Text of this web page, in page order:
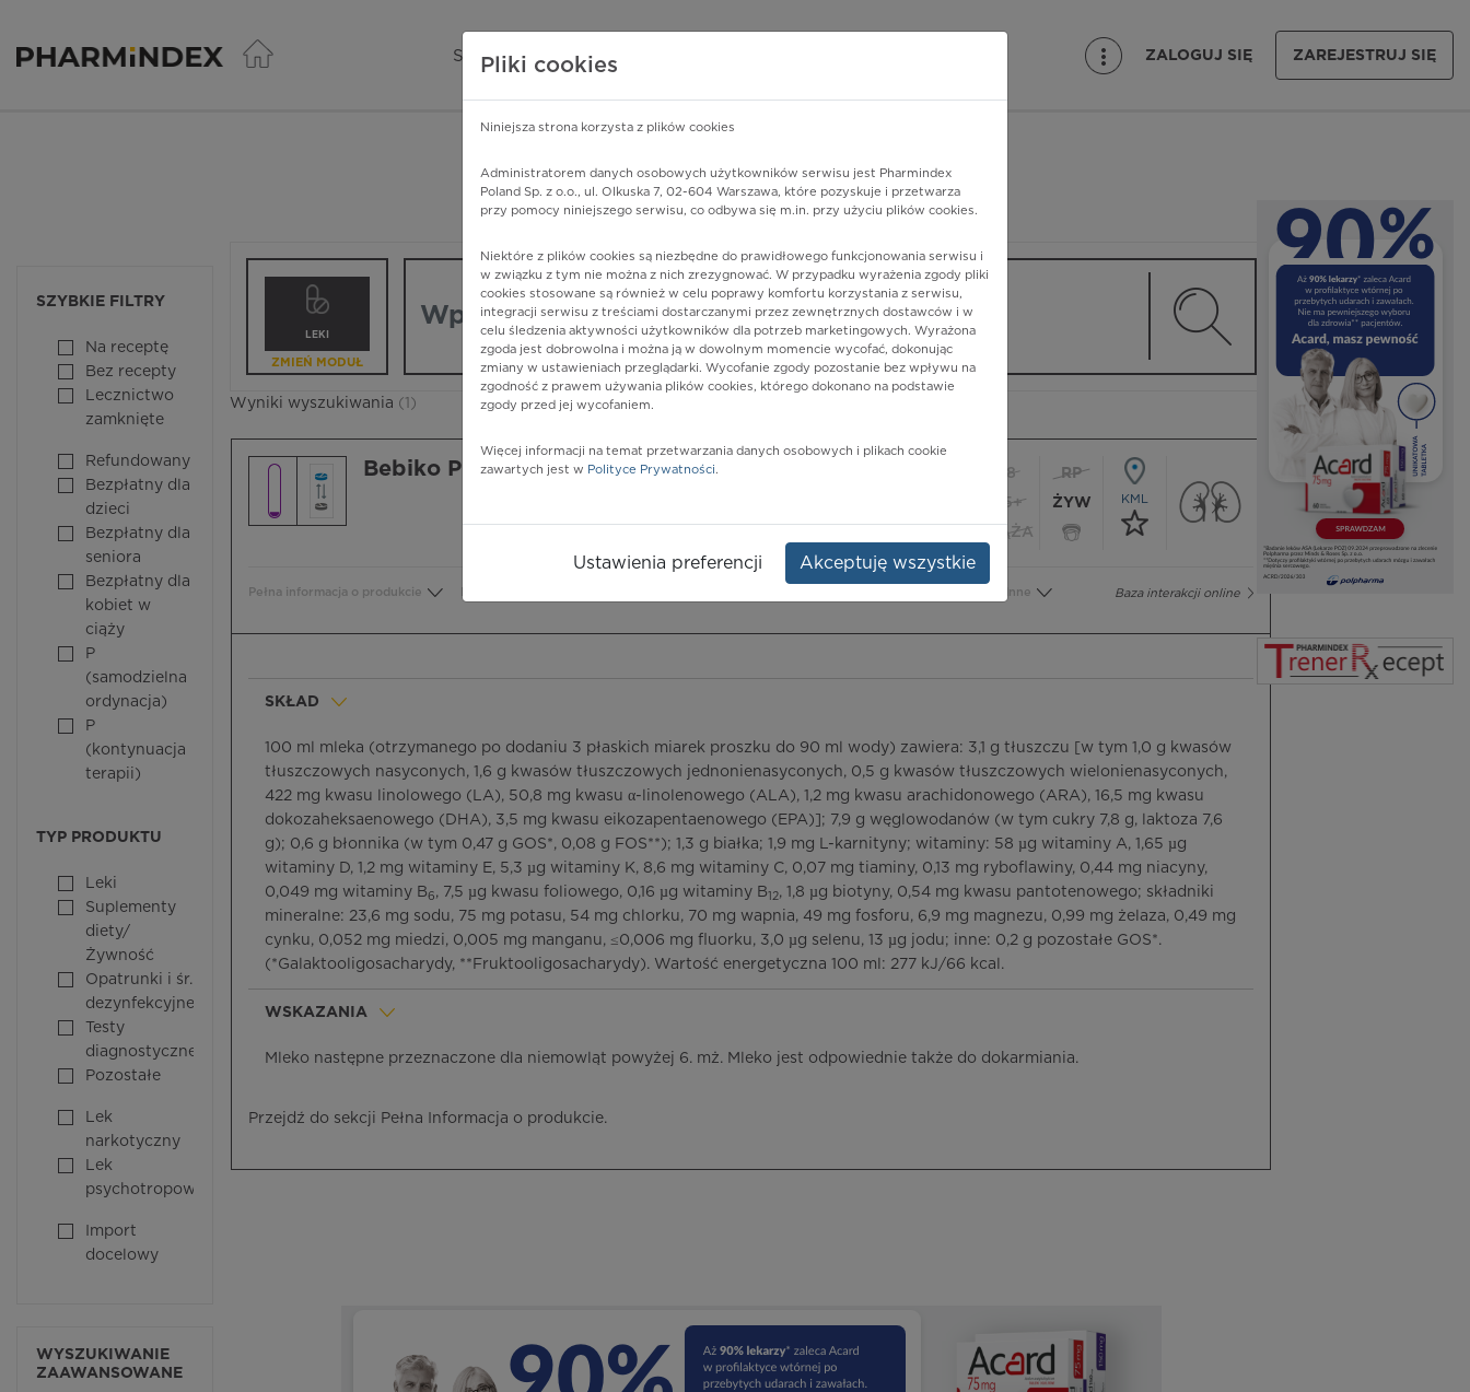
Pharmindex - lider wiedzy o lekach
SERWISY PHARMINDEX ZALOGUJ SIĘ ZAREJESTRUJ SIĘ
SZYBKIE FILTRY
Na receptę
Bez recepty
Lecznictwo
zamknięte
Refundowany
Bezpłatny dla
dzieci
Bezpłatny dla
seniora
Bezpłatny dla
kobiet w
ciąży
P
(samodzielna
ordynacja)
P
(kontynuacja
terapii)
TYP PRODUKTU
Leki
Suplementy
diety/
Żywność
Opatrunki i śr.
dezynfekcyjne
Testy
diagnostyczne
Pozostałe
Lek
narkotyczny
Lek
psychotropowy
Import
docelowy
WYSZUKIWANIE
ZAAWANSOWANE
Pharmindex
lider wiedzy o lekach
LEKI
ZMIEŃ MODUŁ
Wpisz nazwę lub substancję czynną
Wyniki wyszukiwania (1)
Bebiko PRO+ 2 Postać:proszek
18
65+
CIĄŻA
RP
ŻYW
KML
Baza interakcji online
Pełna informacja o produkcie Inne
SKŁAD
100 ml mleka (otrzymanego po dodaniu 3 płaskich miarek proszku do 90 ml wody) zawiera: 3,1 g tłuszczu [w tym 1,0 g kwasów
tłuszczowych nasyconych, 1,6 g kwasów tłuszczowych jednonienasyconych, 0,5 g kwasów tłuszczowych wielonienasyconych,
422 mg kwasu linolowego (LA), 50,8 mg kwasu α-linolenowego (ALA), 1,2 mg kwasu arachidonowego (ARA), 16,5 mg kwasu
dokozaheksaenowego (DHA), 3,5 mg kwasu eikozapentaenowego (EPA)]; 7,9 g węglowodanów (w tym cukry 7,8 g, laktoza 7,6
g); 0,6 g błonnika (w tym 0,47 g GOS*, 0,08 g FOS**); 1,3 g białka; 1,9 mg L-karnityny; witaminy: 58 µg witaminy A, 1,65 µg
witaminy D, 1,2 mg witaminy E, 5,3 µg witaminy K, 8,6 mg witaminy C, 0,07 mg tiaminy, 0,13 mg ryboflawiny, 0,44 mg niacyny,
0,049 mg witaminy B6 , 7,5 µg kwasu foliowego, 0,16 µg witaminy B 12, 1,8 µg biotyny, 0,54 mg kwasu pantotenowego; składniki
mineralne: 23,6 mg sodu, 75 mg potasu, 54 mg chlorku, 70 mg wapnia, 49 mg fosforu, 6,9 mg magnezu, 0,99 mg żelaza, 0,49 mg
cynku, 0,052 mg miedzi, 0,005 mg manganu, ≤0,006 mg fluorku, 3,0 µg selenu, 13 µg jodu; inne: 0,2 g pozostałe GOS*.
(*Galaktooligosacharydy, **Fruktooligosacharydy). Wartość energetyczna 100 ml: 277 kJ/66 kcal.
WSKAZANIA
Mleko następne przeznaczone dla niemowląt powyżej 6. mż. Mleko jest odpowiednie także do dokarmiania.
Przejdź do sekcji Pełna Informacja o produkcie.
Pliki cookies
Niniejsza strona korzysta z plików cookies
Administratorem danych osobowych użytkowników serwisu jest Pharmindex
Poland Sp. z o.o., ul. Olkuska 7, 02-604 Warszawa, które pozyskuje i przetwarza
przy pomocy niniejszego serwisu, co odbywa się m.in. przy użyciu plików cookies.
Niektóre z plików cookies są niezbędne do prawidłowego funkcjonowania serwisu i
w związku z tym nie można z nich zrezygnować. W przypadku wyrażenia zgody pliki
cookies stosowane są również w celu poprawy komfortu korzystania z serwisu,
integracji serwisu z treściami dostarczanymi przez zewnętrznych dostawców i w
celu śledzenia aktywności użytkowników dla potrzeb marketingowych. Wyrażona
zgoda jest dobrowolna i można ją w dowolnym momencie wycofać, dokonując
zmiany w ustawieniach przeglądarki. Wycofanie zgody pozostanie bez wpływu na
zgodność z prawem używania plików cookies, którego dokonano na podstawie
zgody przed jej wycofaniem.
Więcej informacji na temat przetwarzania danych osobowych i plikach cookie
zawartych jest w Polityce Prywatności.
Ustawienia preferencji Akceptuję wszystkie